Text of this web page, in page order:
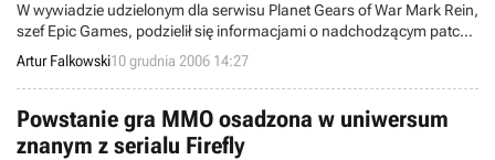
W wywiadzie udzielonym dla serwisu Planet Gears of War Mark Rein,
szef Epic Games, podzielił się informacjami o nadchodzącym patchu
do gry, której udało się zdetronizować na Xbox Live niepodzielnie
królujące tam do tej pory Halo 2.
Artur Falkowski10 grudnia 2006 14:27
Powstanie gra MMO osadzona w uniwersum
znanym z serialu Firefly